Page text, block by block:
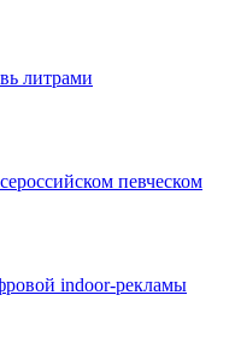
литрами
певческом
indoor-рекламы